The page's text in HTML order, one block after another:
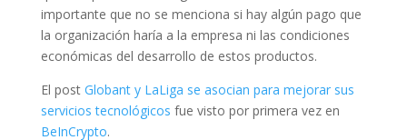
importante que no se menciona si hay algún pago que
la organización haría a la empresa ni las condiciones
económicas del desarrollo de estos productos.
El post Globant y LaLiga se asocian para mejorar sus
servicios tecnológicos fue visto por primera vez en
BeInCrypto.